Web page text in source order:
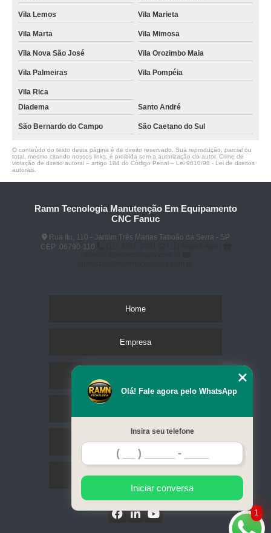
Vila Lemos Vila Marieta
Vila Marta Vila Mimosa
Vila Nova São José Vila Orozimbo Maia
Vila Palmeiras Vila Pompéia
Vila Rica
Diadema
Santo André
São Bernardo do Campo São Caetano do Sul
O conteúdo do texto desta página é de direito reservado. Sua reprodução, parcial ou
total, mesmo citando nossos links, é proibida sem a autorização do autor. Crime de
violação de direito autoral – artigo 184 do Código Penal – Lei 9610/98 - Lei de direitos
autorais
Ramn Tecnologia Manutenção Em Equipamento
CNC Fanuc
Rua Itu, 110 - Jardim Três Marias Taboão da Serra - SP
CEP: 06790-110
Home
Empresa
Contato
Mapa do site
1
Olá! Fale agora pelo WhatsApp
Insira seu telefone
Iniciar conversa